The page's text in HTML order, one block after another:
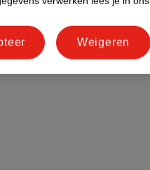
perfecte gym mat voor zowel
in een tijdloze zwarte kleur.
Weigeren